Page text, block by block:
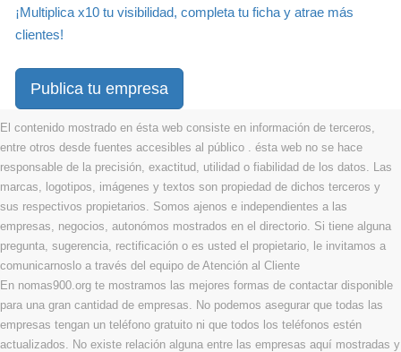
¡Multiplica x10 tu visibilidad, completa tu ficha y atrae más
clientes!
Publica tu empresa
El contenido mostrado en ésta web consiste en información de terceros,
entre otros desde fuentes accesibles al público . ésta web no se hace
responsable de la precisión, exactitud, utilidad o fiabilidad de los datos. Las
marcas, logotipos, imágenes y textos son propiedad de dichos terceros y
sus respectivos propietarios. Somos ajenos e independientes a las
empresas, negocios, autonómos mostrados en el directorio. Si tiene alguna
pregunta, sugerencia, rectificación o es usted el propietario, le invitamos a
comunicarnoslo a través del equipo de Atención al Cliente
En nomas900.org te mostramos las mejores formas de contactar disponible
para una gran cantidad de empresas. No podemos asegurar que todas las
empresas tengan un teléfono gratuito ni que todos los teléfonos estén
actualizados. No existe relación alguna entre las empresas aquí mostradas y